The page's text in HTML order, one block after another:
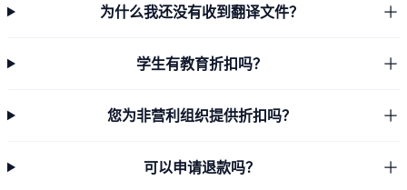
为什么我还没有收到翻译文件？
学生有教育折扣吗？
您为非营利组织提供折扣吗？
可以申请退款吗？